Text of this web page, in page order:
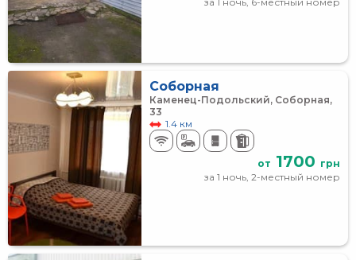
Соборная
Каменец-Подольский, Соборная,
33
1.4 км
от 1700 грн
за 1 ночь, 2-местный номер